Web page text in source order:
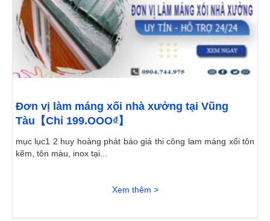
Đơn vị làm máng xối nhà xưởng tại Vũng
Tàu【Chỉ 199.OOO₫】
mục lục1 2 huy hoàng phát báo giá thi công lam máng xối tôn
kẽm, tôn màu, inox tại...
Xem thêm >